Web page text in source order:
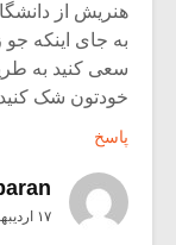
هنریش از
به جای اینکه جو
سعی کنید به
خودتون شک کنید
پاسخ
۱۷ اردیبهشت ۱۳۸۷ در ۱:۴۰ ب٫ظ